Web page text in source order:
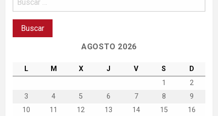
AGOSTO 2026
L M X J V S
D
1
2
3
4 5 6 7 8
9
10
11 12 13 14 15
16